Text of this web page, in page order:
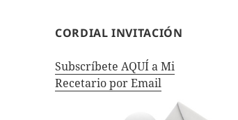
CORDIAL INVITACIÓN
Subscríbete AQUÍ a Mi
Recetario por Email